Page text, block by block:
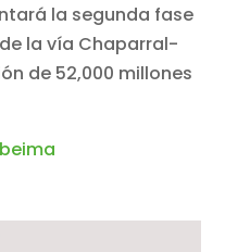
la segunda fase
la vía Chaparral-
de 52,000 millones